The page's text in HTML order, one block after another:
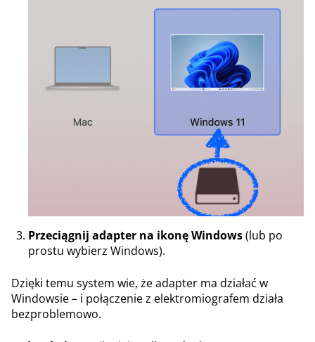
Przeciągnij adapter na ikonę Windows(lub po
prostu wybierz Windows).
Dzięki temu system wie, że adapter ma działać w
Windowsie – i połączenie z elektromiografem działa
bezproblemowo.